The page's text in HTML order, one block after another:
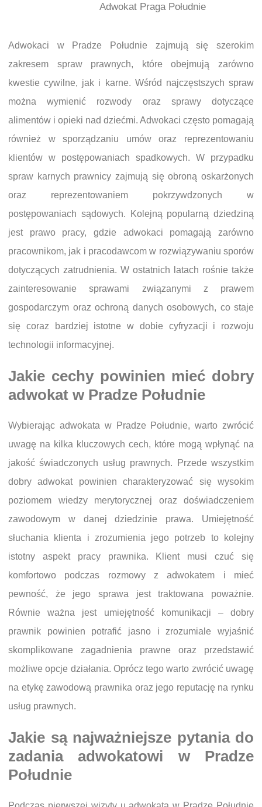
Adwokat Praga Południe
Adwokaci w Pradze Południe zajmują się szerokim
zakresem spraw prawnych, które obejmują zarówno
kwestie cywilne, jak i karne. Wśród najczęstszych spraw
można wymienić rozwody oraz sprawy dotyczące
alimentów i opieki nad dziećmi. Adwokaci często pomagają
również w sporządzaniu umów oraz reprezentowaniu
klientów w postępowaniach spadkowych. W przypadku
spraw karnych prawnicy zajmują się obroną oskarżonych
oraz reprezentowaniem pokrzywdzonych w
postępowaniach sądowych. Kolejną popularną dziedziną
jest prawo pracy, gdzie adwokaci pomagają zarówno
pracownikom, jak i pracodawcom w rozwiązywaniu sporów
dotyczących zatrudnienia. W ostatnich latach rośnie także
zainteresowanie sprawami związanymi z prawem
gospodarczym oraz ochroną danych osobowych, co staje
się coraz bardziej istotne w dobie cyfryzacji i rozwoju
technologii informacyjnej.
Jakie cechy powinien mieć dobry
adwokat w Pradze Południe
Wybierając adwokata w Pradze Południe, warto zwrócić
uwagę na kilka kluczowych cech, które mogą wpłynąć na
jakość świadczonych usług prawnych. Przede wszystkim
dobry adwokat powinien charakteryzować się wysokim
poziomem wiedzy merytorycznej oraz doświadczeniem
zawodowym w danej dziedzinie prawa. Umiejętność
słuchania klienta i zrozumienia jego potrzeb to kolejny
istotny aspekt pracy prawnika. Klient musi czuć się
komfortowo podczas rozmowy z adwokatem i mieć
pewność, że jego sprawa jest traktowana poważnie.
Równie ważna jest umiejętność komunikacji – dobry
prawnik powinien potrafić jasno i zrozumiale wyjaśnić
skomplikowane zagadnienia prawne oraz przedstawić
możliwe opcje działania. Oprócz tego warto zwrócić uwagę
na etykę zawodową prawnika oraz jego reputację na rynku
usług prawnych.
Jakie są najważniejsze pytania do
zadania adwokatowi w Pradze
Południe